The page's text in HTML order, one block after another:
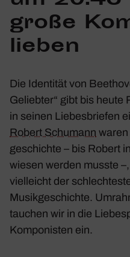
große
lieben
Die Iden­tität von
Geliebter“ gibt bis heute
in seinen Liebes­briefen
Robert Schu­mann
ge­schichte – bis Robert
wiesen werden musste
viel­leicht der
Musik­ge­schichte.
tauchen wir in die
Kompo­nisten ein.